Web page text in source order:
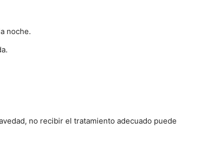
noche.
no recibir el tratamiento adecuado puede